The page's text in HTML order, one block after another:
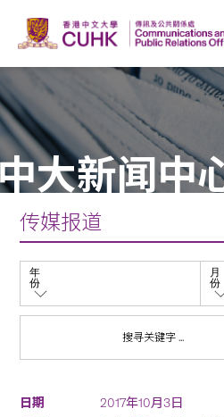
大新闻中
传媒报道
年
份
月
份
2017年10月3日